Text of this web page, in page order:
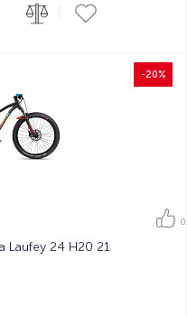
-20%
0
Laufey 24 H20 21